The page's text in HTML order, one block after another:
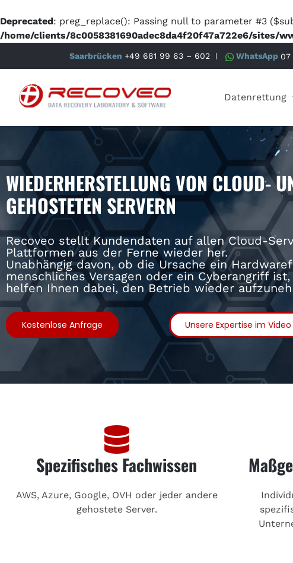
Deprecated: preg_replace(): Passing null to parameter #3
/home/clients/8c0058381690adec8da4f20f47a722e6/
Saarbrücken +49 681 99 63 – 602 WhatsApp 07
Datenrettung
WIEDERHERSTELLUNG VON CLOUD-
GEHOSTETEN SERVERN
Recoveo stellt Kundendaten auf allen Cloud-
Plattformen aus der Ferne wieder her.
Unabhängig davon, ob die Ursache ein
menschliches Versagen oder ein Cyberangriff
helfen Ihnen dabei, den Betrieb wieder
Kostenlose Anfrage Unsere Expertise im Video
Spezifisches Fachwissen
AWS, Azure, Google, OVH oder jeder andere
gehostete Server.